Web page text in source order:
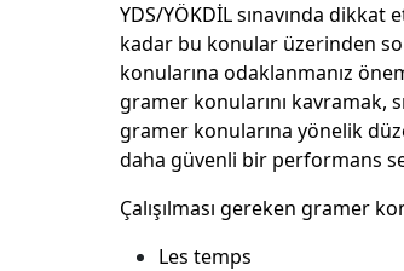
YDS/YÖKDİL sınavında
kadar bu konular üzerinden
konularına odaklanmanız
gramer konularını kavramak,
gramer konularına yönelik
daha güvenli bir performans
Çalışılması gereken gramer
Les temps